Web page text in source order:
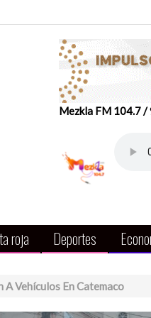
Mezkla FM 104.7 /
roja Deportes
A Vehículos En Catemaco